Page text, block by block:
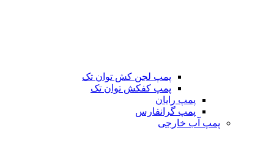
پمپ لجن کش توان تک
پمپ کفکش توان تک
پمپ رایان
پمپ گرانفارس
پمپ آب خارجی